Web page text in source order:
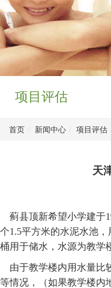
项目评估
首页 / 新闻中心 / 项目评估
天
蓟县顶新希望小学建于
个1.5平方米的水泥水池
桶用于储水，水源为教学
由于教学楼内用水量比
等情况，（如果教学楼内